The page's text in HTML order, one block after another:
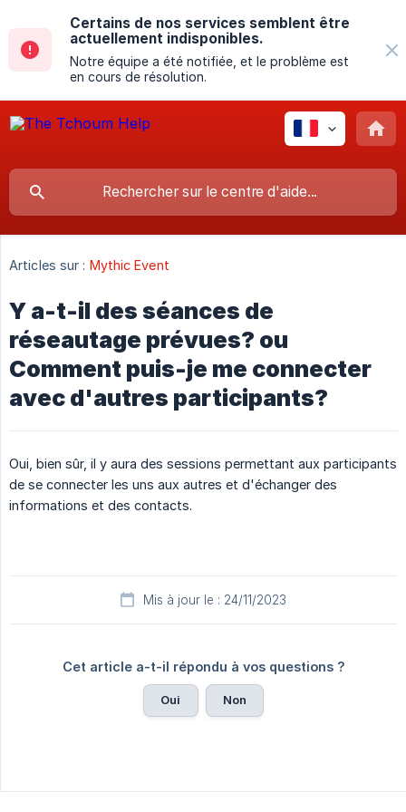
Certains de nos services semblent être
actuellement indisponibles.
Notre équipe a été notifiée, et le problème est
en cours de résolution.
Articles sur : Mythic Event
Y a-t-il des séances de
réseautage prévues? ou
Comment puis-je me connecter
avec d'autres participants?
Oui, bien sûr, il y aura des sessions permettant aux participants
de se connecter les uns aux autres et d'échanger des
informations et des contacts.
Mis à jour le : 24/11/2023
Cet article a-t-il répondu à vos questions ?
Oui Non